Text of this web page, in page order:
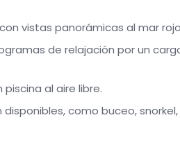
vistas panorámicas al mar
de relajación por un
al aire libre.
como buceo, snorkel,